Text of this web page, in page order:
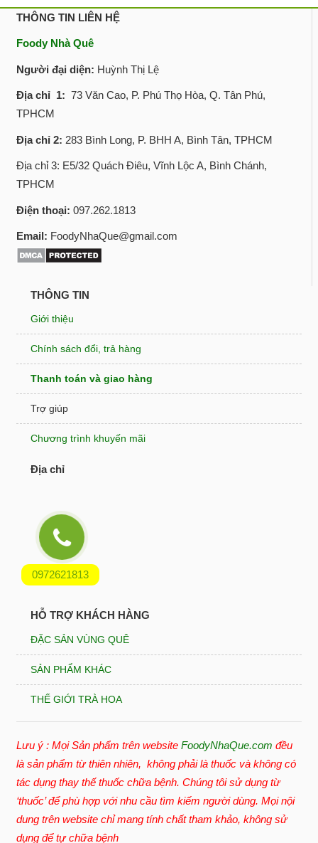
0972621813
THÔNG TIN LIÊN HỆ
Foody Nhà Quê
Người đại diện: Huỳnh Thị Lệ
Địa chỉ 1: 73 Văn Cao, P. Phú Thọ Hòa, Q. Tân Phú,
TPHCM
Địa chỉ 2: 283 Bình Long, P. BHH A, Bình Tân, TPHCM
Địa chỉ 3: E5/32 Quách Điêu, Vĩnh Lộc A, Bình Chánh,
TPHCM
Điện thoại: 097.262.1813
Email: FoodyNhaQue@gmail.com
THÔNG TIN
Giới thiệu
Chính sách đổi, trả hàng
Thanh toán và giao hàng
Trợ giúp
Chương trình khuyến mãi
Địa chỉ
HỖ TRỢ KHÁCH HÀNG
ĐẶC SẢN VÙNG QUÊ
SẢN PHẨM KHÁC
THẾ GIỚI TRÀ HOA
Lưu ý : Mọi Sản phẩm trên website FoodyNhaQue.com đều
là sản phẩm từ thiên nhiên, không phải là thuốc và không có
tác dụng thay thế thuốc chữa bệnh. Chúng tôi sử dụng từ
‘thuốc’ để phù hợp với nhu cầu tìm kiếm người dùng. Mọi nội
dung trên website chỉ mang tính chất tham khảo, không sử
dụng để tự chữa bệnh